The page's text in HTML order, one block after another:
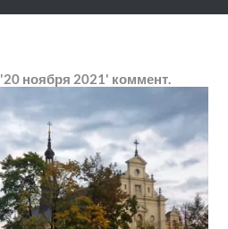
'20 ноября 2021' коммент.